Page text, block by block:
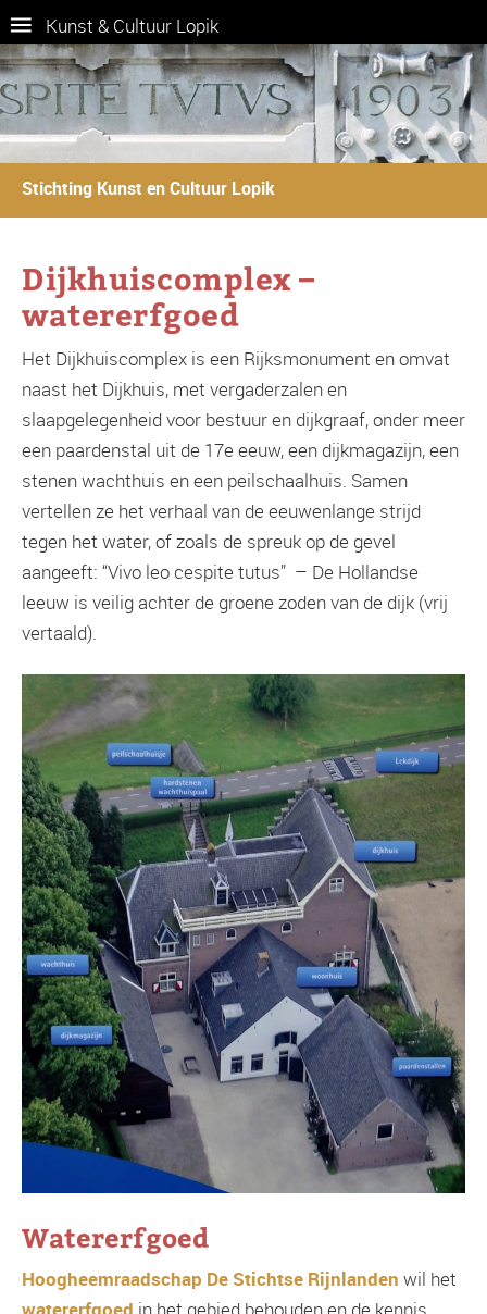
Kunst & Cultuur Lopik
Stichting Kunst en Cultuur Lopik
Dijkhuiscomplex –
watererfgoed
Het Dijkhuiscomplex is een Rijksmonument en omvat
naast het Dijkhuis, met vergaderzalen en
slaapgelegenheid voor bestuur en dijkgraaf, onder meer
een paardenstal uit de 17e eeuw, een dijkmagazijn, een
stenen wachthuis en een peilschaalhuis. Samen
vertellen ze het verhaal van de eeuwenlange strijd
tegen het water, of zoals de spreuk op de gevel
aangeeft: “Vivo leo cespite tutus” – De Hollandse
leeuw is veilig achter de groene zoden van de dijk (vrij
vertaald).
Watererfgoed
Hoogheemraadschap De Stichtse Rijnlanden wil het